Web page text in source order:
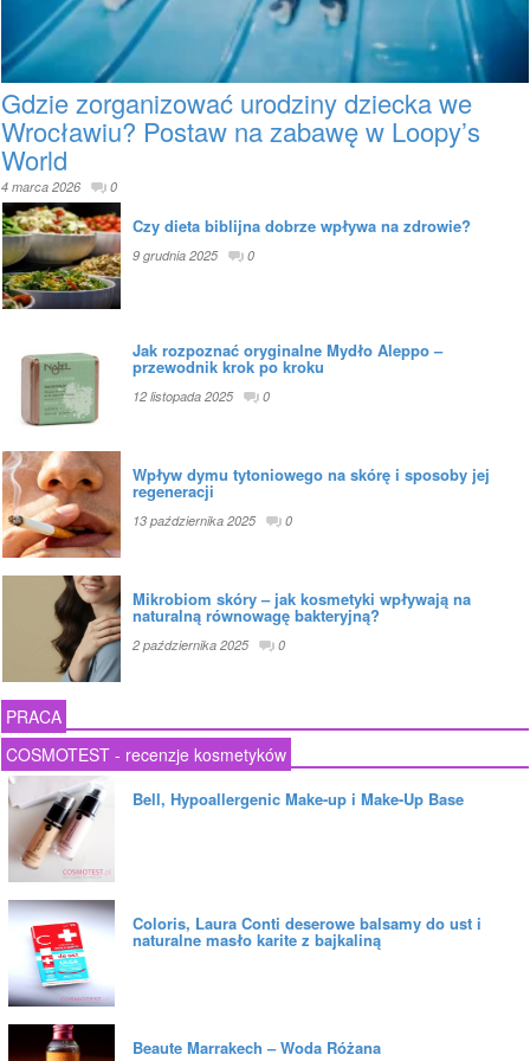
Gdzie zorganizować urodziny dziecka we
Wrocławiu? Postaw na zabawę w Loopy’s
World
4 marca 2026 0
Czy dieta biblijna dobrze wpływa na zdrowie?
9 grudnia 2025 0
Jak rozpoznać oryginalne Mydło Aleppo –
przewodnik krok po kroku
12 listopada 2025 0
Wpływ dymu tytoniowego na skórę i sposoby jej
regeneracji
13 października 2025 0
Mikrobiom skóry – jak kosmetyki wpływają na
naturalną równowagę bakteryjną?
2 października 2025 0
PRACA
COSMOTEST - recenzje kosmetyków
Bell, Hypoallergenic Make-up i Make-Up Base
Coloris, Laura Conti deserowe balsamy do ust i
naturalne masło karite z bajkaliną
Beaute Marrakech – Woda Różana